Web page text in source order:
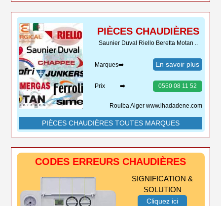
PIÈCES CHAUDIÈRES
Saunier Duval Riello Beretta Motan ..
Marques➡️ En savoir plus
Prix ➡️ 0550 08 11 52
Rouiba Alger www.ihadadene.com
PIÈCES CHAUDIÈRES TOUTES MARQUES
CODES ERREURS CHAUDIÈRES
SIGNIFICATION &
SOLUTION
Cliquez ici